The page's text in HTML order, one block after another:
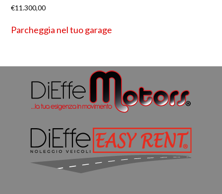
€11.300,00
Parcheggia nel tuo garage